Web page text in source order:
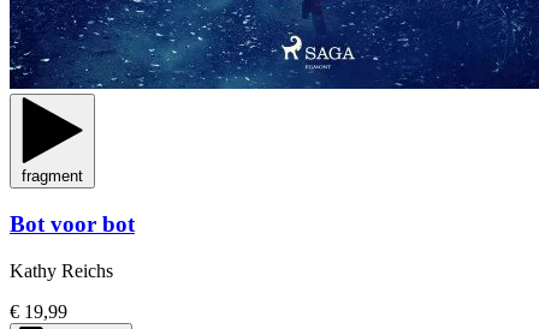
fragment
Bot voor bot
Kathy Reichs
€ 19,99